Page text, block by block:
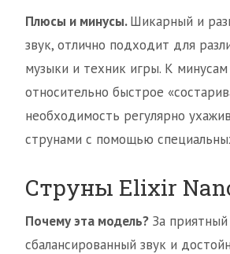
Плюсы и минусы.Шикарный и
звук, отлично подходит для
музыки и техник игры. К
относительно быстрое
необходимость регулярно
струнами с помощью
Струны Elixir
Почему эта модель? За приятный
сбалансированный звук и